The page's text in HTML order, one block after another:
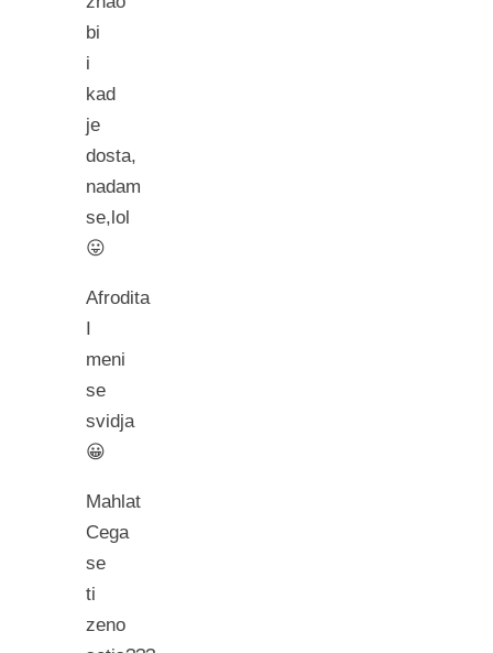
bi
i
kad
je
dosta,
nadam
se,lol
😛
Afrodita
I
meni
se
svidja
😀
Mahlat
Cega
se
ti
zeno